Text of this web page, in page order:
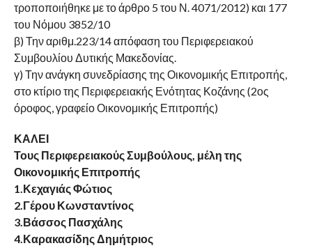
τροποποιήθηκε με το άρθρο 5 του Ν. 4071/2012) και 177
του Νόμου 3852/10
β) Την αριθμ.223/14 απόφαση του Περιφερειακού
Συμβουλίου Δυτικής Μακεδονίας.
γ) Την ανάγκη συνεδρίασης της Οικονομικής Επιτροπής,
στο κτίριο της Περιφερειακής Ενότητας Κοζάνης (2ος
όροφος, γραφείο Οικονομικής Επιτροπής)
ΚΑΛΕΙ
Τους Περιφερειακούς Συμβούλους, μέλη της
Οικονομικής Επιτροπής
1.Κεχαγιάς Φώτιος
2.Γέρου Κωνσταντίνος
3.Βάσσος Πασχάλης
4.Καρακασίδης Δημήτριος